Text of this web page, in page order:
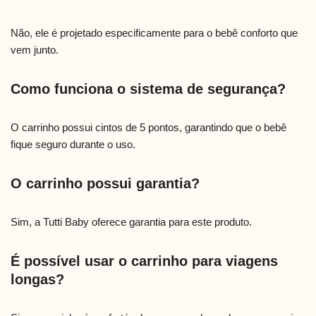
Não, ele é projetado especificamente para o bebê conforto que
vem junto.
Como funciona o sistema de segurança?
O carrinho possui cintos de 5 pontos, garantindo que o bebê
fique seguro durante o uso.
O carrinho possui garantia?
Sim, a Tutti Baby oferece garantia para este produto.
É possível usar o carrinho para viagens
longas?